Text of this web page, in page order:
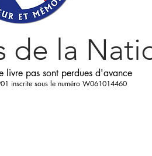
de la
livre pas sont perdues d'avance
inscrite sous le numéro W061014460